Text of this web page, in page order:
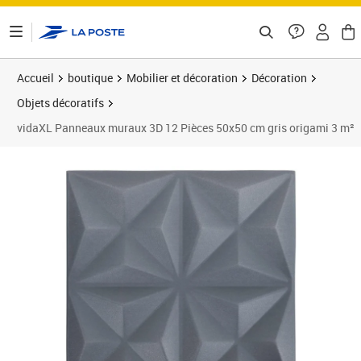
Accueil boutique Mobilier et décoration
Décoration
Objets décoratifs
vidaXL Panneaux muraux 3D 12 Pièces 50x50 cm gris origami 3 m²